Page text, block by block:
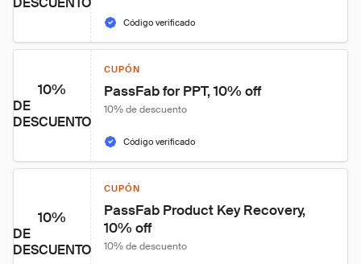
Código verificado
10%
DE
DESCUENTO
CUPÓN
PassFab for PPT, 10% off
10% de descuento
Código verificado
10%
DE
DESCUENTO
CUPÓN
PassFab Product Key Recovery,
10% off
10% de descuento